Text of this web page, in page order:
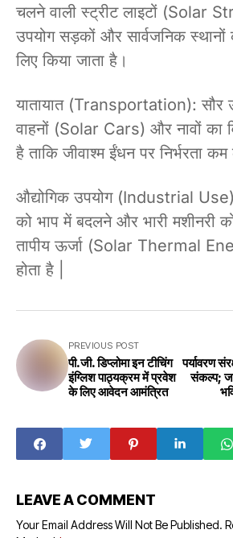
चलने वाली स्ट्रीट लाइटों (Solar
उपयोग सड़कों और सार्वजनिक
लिए किया जाता है।
यातायात (Transportation): सौर
वाहनों (Solar Cars) और नावों का
है ताकि जीवाश्म ईंधन पर निर्भरता
औद्योगिक उपयोग (Industrial
को भाप में बदलने और भारी मशीनरी
तापीय ऊर्जा (Solar Thermal
होता है |
PREVIOUS POST
पी.जी. डिप्लोमा इन टीचिंग
इंग्लिश पाठ्यक्रम में प्रवेश
के लिए आवेदन आमंत्रित
पर्यावरण
संकल्प;
LEAVE A COMMENT
Your Email Address Will Not Be Published.